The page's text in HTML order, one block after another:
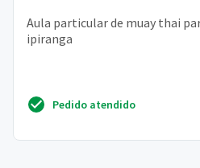
Aula particular de muay thai
ipiranga
Pedido atendido